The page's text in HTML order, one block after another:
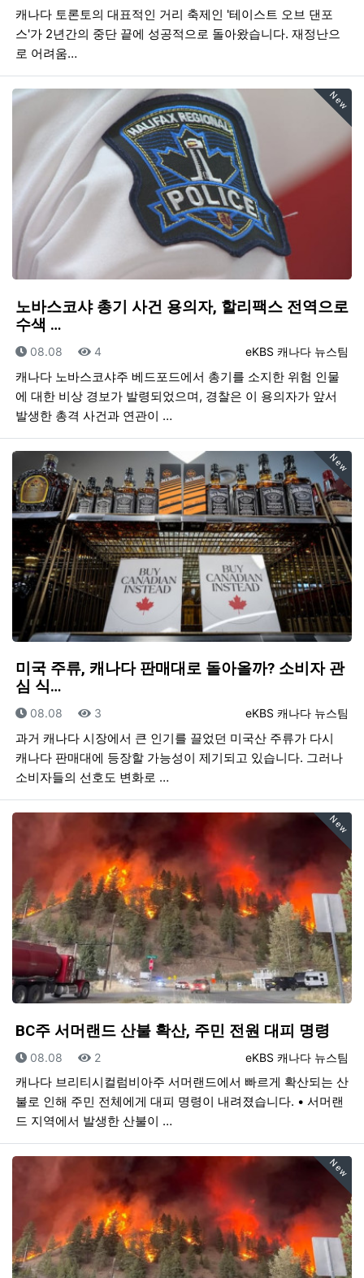
캐나다 토론토의 대표적인 거리 축제인 '테이스트 오브 댄포
스'가 2년간의 중단 끝에 성공적으로 돌아왔습니다. 재정난으
로 어려움…
New
노바스코샤 총기 사건 용의자, 할리팩스 전역으로
수색 …
등록자
eKBS 캐나다 뉴스팀
등록일
08.08 조회
4
캐나다 노바스코샤주 베드포드에서 총기를 소지한 위험 인물
에 대한 비상 경보가 발령되었으며, 경찰은 이 용의자가 앞서
발생한 총격 사건과 연관이 …
New
미국 주류, 캐나다 판매대로 돌아올까? 소비자 관
심 식…
등록자
eKBS 캐나다 뉴스팀
등록일
08.08 조회
3
과거 캐나다 시장에서 큰 인기를 끌었던 미국산 주류가 다시
캐나다 판매대에 등장할 가능성이 제기되고 있습니다. 그러나
소비자들의 선호도 변화로 …
New
BC주 서머랜드 산불 확산, 주민 전원 대피 명령
등록자
eKBS 캐나다 뉴스팀
등록일
08.08 조회
2
캐나다 브리티시컬럼비아주 서머랜드에서 빠르게 확산되는 산
불로 인해 주민 전체에게 대피 명령이 내려졌습니다. • 서머랜
드 지역에서 발생한 산불이 …
New